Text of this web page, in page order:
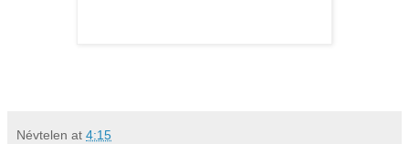
Névtelen at 4:15